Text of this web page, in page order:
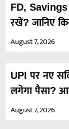
FD,
रखें? जानिए
August 7, 2026
UPI पर नए
लगेगा पैसा?
August 7, 2026